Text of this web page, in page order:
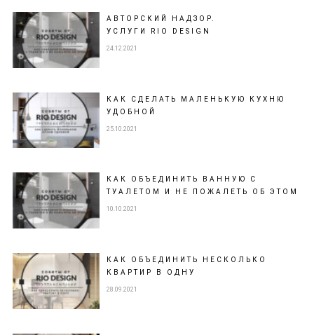
АВТОРСКИЙ НАДЗОР.
УСЛУГИ RIO DESIGN
24.12.2021
КАК СДЕЛАТЬ МАЛЕНЬКУЮ КУХНЮ
УДОБНОЙ
25.10.2021
КАК ОБЪЕДИНИТЬ ВАННУЮ С
ТУАЛЕТОМ И НЕ ПОЖАЛЕТЬ ОБ ЭТОМ
10.10.2021
КАК ОБЪЕДИНИТЬ НЕСКОЛЬКО
КВАРТИР В ОДНУ
28.09.2021